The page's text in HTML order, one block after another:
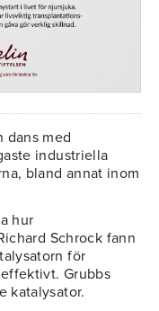
dans med
industriella
bland annat inom
hur
Schrock fann
för
Grubbs
katalysator.